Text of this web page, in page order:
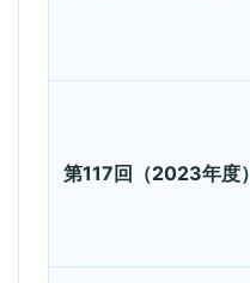
第117回（2023年度）